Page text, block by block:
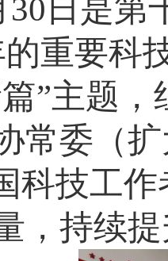
日是第
重要科
”主题
常委（
科技工
，持续